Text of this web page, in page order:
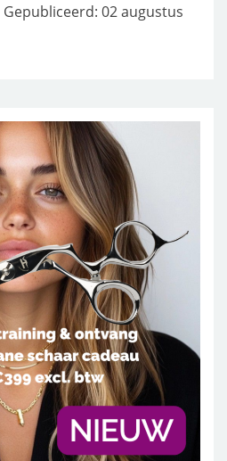
Gepubliceerd: 02 augustus